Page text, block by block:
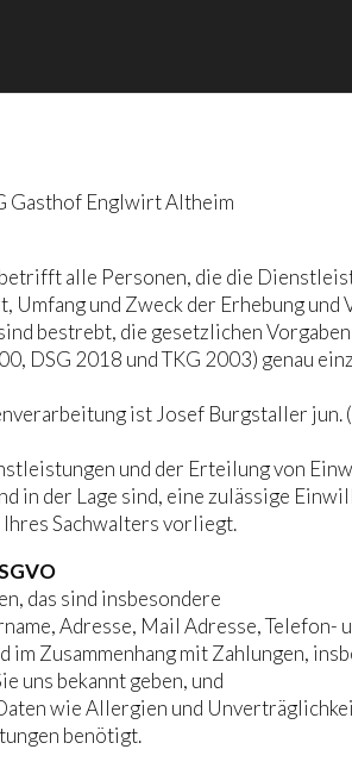
Gasthof Englwirt Altheim
alle Personen, die die
Umfang und Zweck der Erhebung
bestrebt, die gesetzlichen
DSG 2018 und TKG 2003) genau
ist Josef Burgstaller
und der Erteilung von
in der Lage sind, eine zulässige
Sachwalters vorliegt.
das sind insbesondere
Adresse, Mail Adresse, Telefon-
im Zusammenhang mit Zahlungen,
uns bekannt geben, und
wie Allergien und
benötigt.